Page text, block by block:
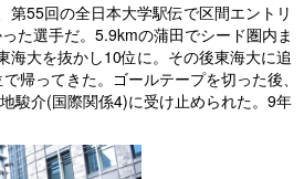
55回の全日本大学駅伝で区間エントリ
た選手だ。5.9kmの蒲田でシード圏内ま
海大を抜かし10位に。その後東海大に追
帰ってきた。ゴールテープを切った後、
駿介(国際関係4)に受け止められた。9年